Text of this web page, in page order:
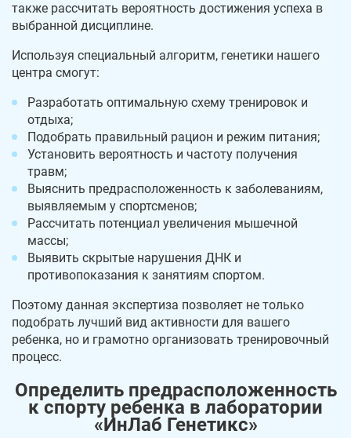
также рассчитать вероятность достижения успеха в
выбранной дисциплине.
Используя специальный алгоритм, генетики нашего
центра смогут:
Разработать оптимальную схему тренировок и
отдыха;
Подобрать правильный рацион и режим питания;
Установить вероятность и частоту получения
травм;
Выяснить предрасположенность к заболеваниям,
выявляемым у спортсменов;
Рассчитать потенциал увеличения мышечной
массы;
Выявить скрытые нарушения ДНК и
противопоказания к занятиям спортом.
Поэтому данная экспертиза позволяет не только
подобрать лучший вид активности для вашего
ребенка, но и грамотно организовать тренировочный
процесс.
Определить предрасположенность
к спорту ребенка в лаборатории
«ИнЛаб Генетикс»